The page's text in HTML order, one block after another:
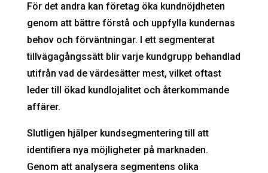
För det andra kan företag öka kundnöjdheten
genom att bättre förstå och uppfylla kundernas
behov och förväntningar. I ett segmenterat
tillvägagångssätt blir varje kundgrupp behandlad
utifrån vad de värdesätter mest, vilket oftast
leder till ökad kundlojalitet och återkommande
affärer.
Slutligen hjälper kundsegmentering till att
identifiera nya möjligheter på marknaden.
Genom att analysera segmentens olika